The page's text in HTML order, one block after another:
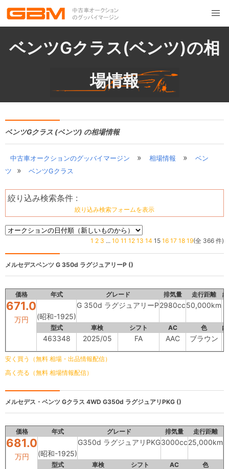
ベンツGクラス(ベンツ)の相
場情報
ベンツGクラス (ベンツ) の相場情報
中古車オークションのグッバイマージン » 相場情報 »
ベン
ツ
» ベンツGクラス
絞り込み検索条件 :
絞り込み検索フォームを表示
1 2 3 ... 10 11 12 13 14 15 16 17 18 19(全 366 件)
メルセデスベンツ G 350d ラグジュアリーP ()
価格 年式 グレード 排気量 走行距離
671.0
万円 (昭和-1925)
G 350d ラグジュアリーP2980cc50,000km
型式 車検 シフト AC 色
463348 2025/05 FA AAC ブラウン
安く買う（無料 相場・出品情報配信）
高く売る（無料 相場情報配信）
メルセデス・ベンツ Gクラス 4WD G350d ラグジュアリPKG ()
価格 年式 グレード 排気量 走行距離
681.0
万円 (昭和-1925)
G350d ラグジュアリPKG3000cc25,000km
型式 車検 シフト AC 色